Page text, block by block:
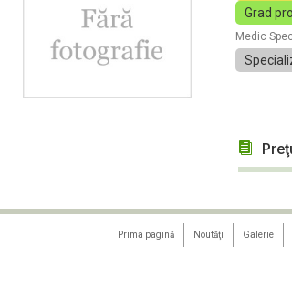
Grad
Medic
Prima pagină Noutăţi Galerie